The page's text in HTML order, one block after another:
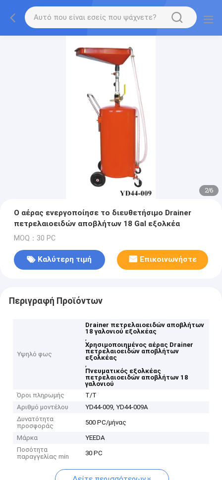
2/6
Ο αέρας ενεργοποίησε το διευθετήσιμο Drainer
πετρελαιοειδών αποβλήτων 18 Gal εξολκέα
MOQ：30 PC
Καλύτερη τιμή Επικοινωνήστε
Περιγραφή Προϊόντων
Υψηλό φως
Drainer πετρελαιοειδών αποβλήτων
18 γαλονιού εξολκέας
,
Χρησιμοποιημένος αέρας Drainer
πετρελαιοειδών αποβλήτων
εξολκέας
,
Πνευματικός εξολκέας
πετρελαιοειδών αποβλήτων 18
γαλονιού
Όροι πληρωμής
T/T
Αριθμό μοντέλου
YD44-009, YD44-009A
Δυνατότητα
προσφοράς
500 PC/μήνας
Μάρκα
YEEDA
Ποσότητα
παραγγελίας min
30 PC